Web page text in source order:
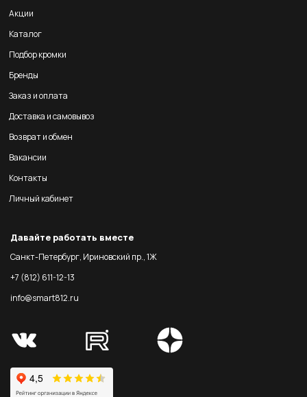
Акции
Каталог
Подбор кромки
Бренды
Заказ и оплата
Доставка и самовывоз
Возврат и обмен
Вакансии
Контакты
Личный кабинет
Давайте работать вместе
Санкт-Петербург, Ириновский пр., 1Ж
+7 (812) 611-12-13
info@smart812.ru